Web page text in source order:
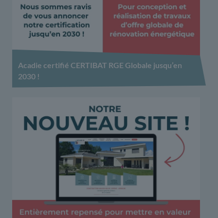
Acadie certifié CERTIBAT RGE Globale jusqu’en
2030 !